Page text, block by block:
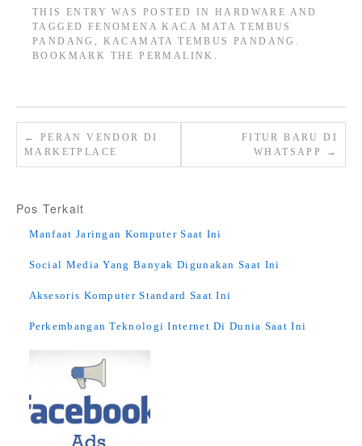
THIS ENTRY WAS POSTED IN HARDWARE AND
TAGGED FENOMENA KACA MATA TEMBUS
PANDANG , KACAMATA TEMBUS PANDANG .
BOOKMARK THEPERMALINK .
←
PERAN VENDOR DI
MARKETPLACE
FITUR BARU DI
WHATSAPP
→
Pos Terkait
Manfaat Jaringan Komputer Saat Ini
Social Media Yang Banyak Digunakan Saat Ini
Aksesoris Komputer Standard Saat Ini
Perkembangan Teknologi Internet Di Dunia Saat Ini